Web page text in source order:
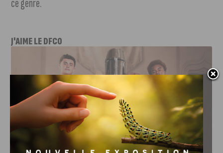
ce genre.
J'AIME LE DFCO
LE DFCO DÉVOILE SES NOUVEAUX MAILLOTS POUR LA
SAISON 2026-2027